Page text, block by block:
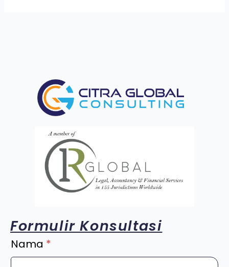
Formulir Konsultasi
Nama *